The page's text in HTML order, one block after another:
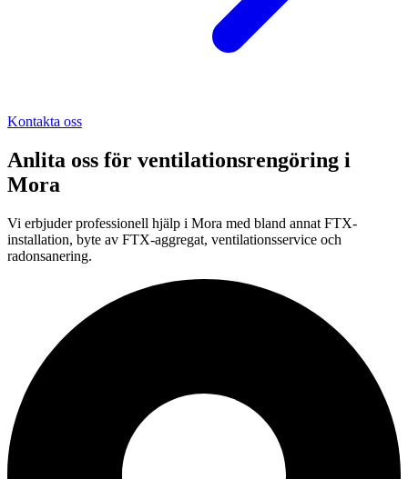
Kontakta oss
Anlita oss för ventilationsrengöring i
Mora
Vi erbjuder professionell hjälp i Mora med bland annat FTX-
installation, byte av FTX-aggregat, ventilationsservice och
radonsanering.